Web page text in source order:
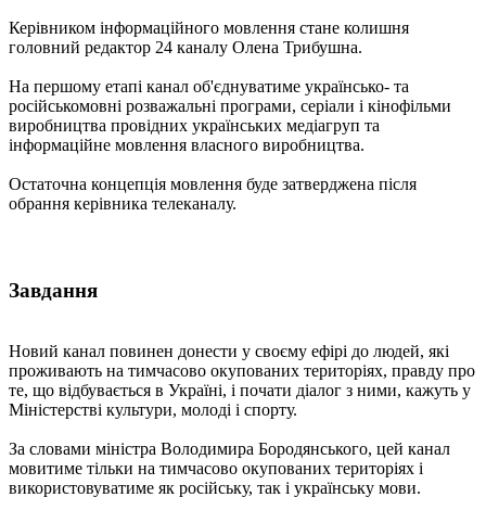
Керівником інформаційного мовлення стане колишня
головний редактор 24 каналу Олена Трибушна.
На першому етапі канал об'єднуватиме українсько- та
російськомовні розважальні програми, серіали і кінофільми
виробництва провідних українських медіагруп та
інформаційне мовлення власного виробництва.
Остаточна концепція мовлення буде затверджена після
обрання керівника телеканалу.
Завдання
Новий канал повинен донести у своєму ефірі до людей, які
проживають на тимчасово окупованих територіях, правду про
те, що відбувається в Україні, і почати діалог з ними, кажуть у
Міністерстві культури, молоді і спорту.
За словами міністра Володимира Бородянського, цей канал
мовитиме тільки на тимчасово окупованих територіях і
використовуватиме як російську, так і українську мови.